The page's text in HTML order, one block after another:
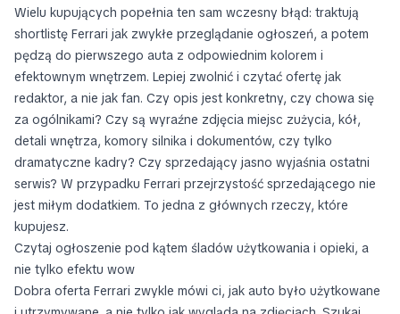
Wielu kupujących popełnia ten sam wczesny błąd: traktują
shortlistę Ferrari jak zwykłe przeglądanie ogłoszeń, a potem
pędzą do pierwszego auta z odpowiednim kolorem i
efektownym wnętrzem. Lepiej zwolnić i czytać ofertę jak
redaktor, a nie jak fan. Czy opis jest konkretny, czy chowa się
za ogólnikami? Czy są wyraźne zdjęcia miejsc zużycia, kół,
detali wnętrza, komory silnika i dokumentów, czy tylko
dramatyczne kadry? Czy sprzedający jasno wyjaśnia ostatni
serwis? W przypadku Ferrari przejrzystość sprzedającego nie
jest miłym dodatkiem. To jedna z głównych rzeczy, które
kupujesz.
Czytaj ogłoszenie pod kątem śladów użytkowania i opieki, a
nie tylko efektu wow
Dobra oferta Ferrari zwykle mówi ci, jak auto było użytkowane